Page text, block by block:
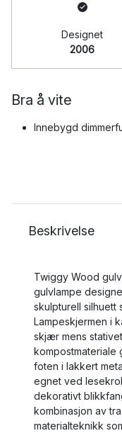
Designet
2006
Bra å vite
Innebygd
Beskrivelse
Twiggy Wood
gulvlampe
skulpturell silhuett
Lampeskjermen i
skjær mens
kompostmateriale
foten i lakkert
egnet ved
dekorativt
kombinasjon av
materialteknikk